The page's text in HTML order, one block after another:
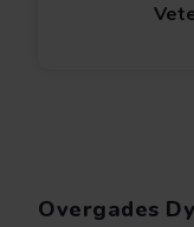
Overgades